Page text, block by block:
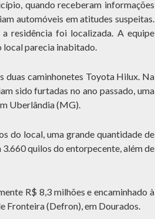
quando receberam informações
automóveis em atitudes suspeitas.
residência foi localizada. A equipe
parecia inabitado.
duas caminhonetes Toyota Hilux. Na
sido furtadas no ano passado, uma
Uberlândia (MG).
do local, uma grande quantidade de
quilos do entorpecente, além de
R$ 8,3 milhões e encaminhado à
Fronteira (Defron), em Dourados.